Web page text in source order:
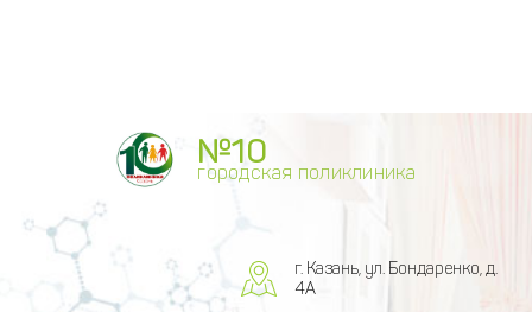
№10
городская поликлиника
г. Казань, ул. Бондаренко, д.
4А